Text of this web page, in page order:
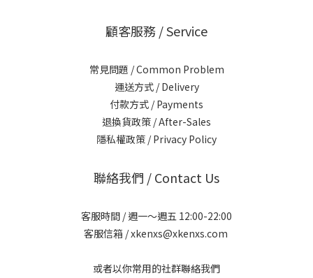
顧客服務 / Service
常見問題 / Common Problem
運送方式 / Delivery
付款方式 / Payments
退換貨政策 / After-Sales
隱私權政策 / Privacy Policy
聯絡我們 / Contact Us
客服時間 / 週一～週五 12:00-22:00
客服信箱 / xkenxs@xkenxs.com
或者以你常用的社群聯絡我們